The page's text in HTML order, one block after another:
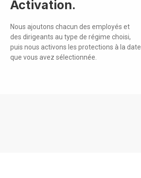
Activation.
Nous ajoutons chacun des employés et
des dirigeants au type de régime choisi,
puis nous activons les protections à la date
que vous avez sélectionnée.